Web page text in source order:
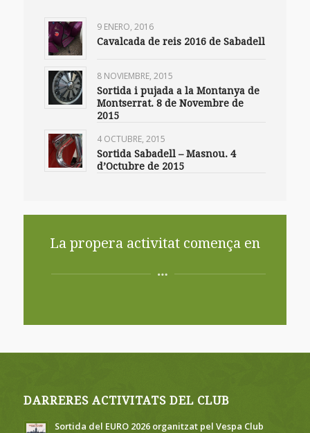
9 ENERO, 2016
Cavalcada de reis 2016 de Sabadell
8 NOVIEMBRE, 2015
Sortida i pujada a la Montanya de
Montserrat. 8 de Novembre de
2015
4 OCTUBRE, 2015
Sortida Sabadell – Masnou. 4
d’Octubre de 2015
La propera activitat comença en
DARRERES ACTIVITATS DEL CLUB
Sortida del EURO 2026 organitzat pel Vespa Club